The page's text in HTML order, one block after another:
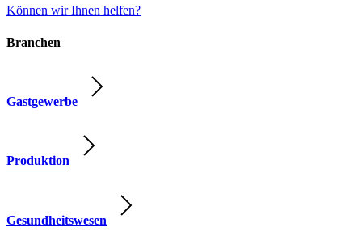
Können wir Ihnen helfen?
Branchen
Gastgewerbe
Produktion
Gesundheitswesen